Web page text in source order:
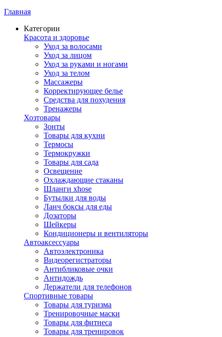
Главная
Категории
Красота и здоровье
Уход за волосами
Уход за лицом
Уход за руками и ногами
Уход за телом
Массажеры
Корректирующее белье
Средства для похудения
Тренажеры
Хозтовары
Зонты
Товары для кухни
Термосы
Термокружки
Товары для сада
Освещение
Охлаждающие стаканы
Шланги xhose
Бутылки для воды
Ланч боксы для еды
Дозаторы
Шейкеры
Кондиционеры и вентиляторы
Автоаксессуары
Автоэлектроника
Видеорегистраторы
Антибликовые очки
Антидождь
Держатели для телефонов
Спортивные товары
Товары для туризма
Тренировочные маски
Товары для фитнеса
Товары для тренировок